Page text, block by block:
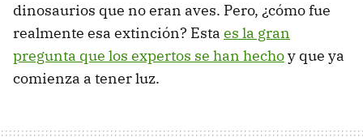
dinosaurios que no eran aves. Pero, ¿cómo fue
realmente esa extinción? Esta es la gran
pregunta que los expertos se han hechoy que ya
comienza a tener luz.